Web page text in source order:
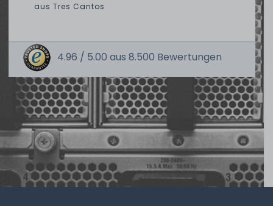
aus Tres Cantos
4.96 / 5.00 aus 8.500 Bewertungen